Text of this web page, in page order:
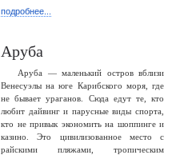
подробнее...
Аруба
Аруба — маленький остров вблизи
Венесуэлы на юге Карибского моря, где
не бывает ураганов. Сюда едут те, кто
любит дайвинг и парусные виды спорта,
кто не привык экономить на шоппинге и
казино. Это цивилизованное место с
райскими пляжами, тропическим